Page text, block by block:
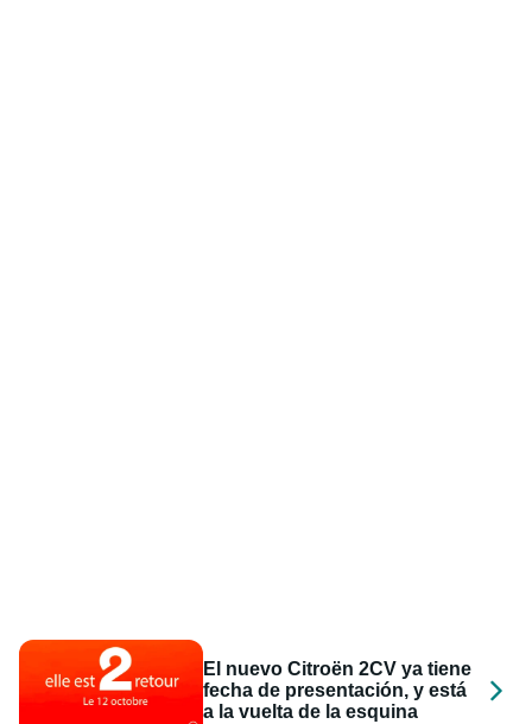
El nuevo Citroën 2CV ya tiene
fecha de presentación, y está
a la vuelta de la esquina